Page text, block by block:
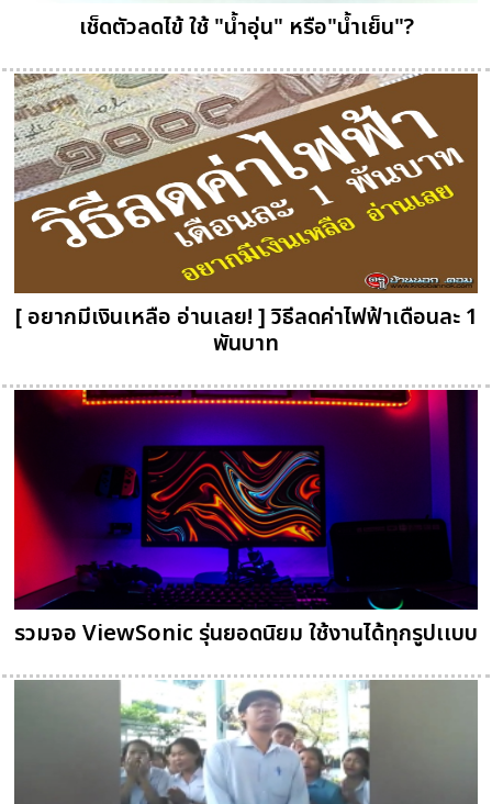
เช็ดตัวลดไข้ ใช้ "น้ำอุ่น" หรือ"น้ำเย็น"?
[ อยากมีเงินเหลือ อ่านเลย! ] วิธีลดค่าไฟฟ้าเดือนละ 1
พันบาท
รวมจอ ViewSonic รุ่นยอดนิยม ใช้งานได้ทุกรูปเเบบ